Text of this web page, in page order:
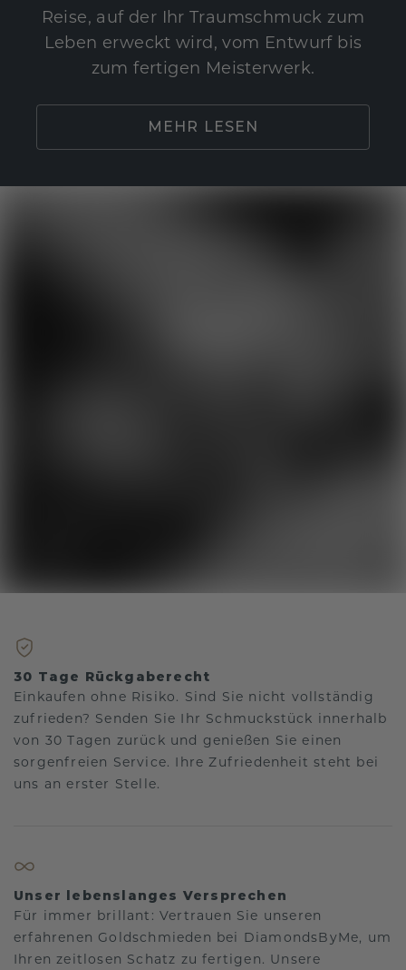
Reise, auf der Ihr Traumschmuck zum
Leben erweckt wird, vom Entwurf bis
zum fertigen Meisterwerk.
MEHR LESEN
30 Tage Rückgaberecht
Einkaufen ohne Risiko. Sind Sie nicht vollständig
zufrieden? Senden Sie Ihr Schmuckstück innerhalb
von 30 Tagen zurück und genießen Sie einen
sorgenfreien Service. Ihre Zufriedenheit steht bei
uns an erster Stelle.
Unser lebenslanges Versprechen
Für immer brillant: Vertrauen Sie unseren
erfahrenen Goldschmieden bei DiamondsByMe, um
Ihren zeitlosen Schatz zu fertigen. Unsere